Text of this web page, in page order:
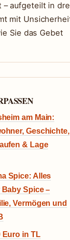
– aufgeteilt in
mit
Sie das Gebet
am Main:
Geschichte,
& Lage
Spice: Alles
Baby Spice –
Vermögen und
Euro in TL